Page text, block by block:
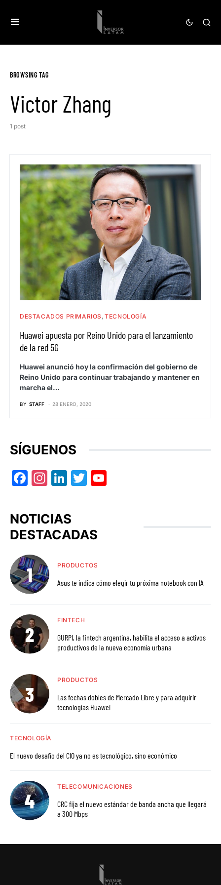
BROWSING TAG
Victor Zhang
1 post
DESTACADOS PRIMARIOS TECNOLOGÍA
Huawei apuesta por Reino Unido para el lanzamiento
de la red 5G
Huawei anunció hoy la confirmación del gobierno de
Reino Unido para continuar trabajando y mantener en
marcha el…
BY STAFF 28 ENERO, 2020
SÍGUENOS
Facebook
Instagram
LinkedIn
Twitter
NOTICIAS
DESTACADAS
PRODUCTOS
Asus te indica cómo elegir tu próxima notebook con IA
FINTECH
GURPI, la fintech argentina, habilita el acceso a activos
productivos de la nueva economía urbana
PRODUCTOS
Las fechas dobles de Mercado Libre y para adquirir
tecnologías Huawei
TECNOLOGÍA
El nuevo desafío del CIO ya no es tecnológico, sino económico
TELECOMUNICACIONES
CRC fija el nuevo estándar de banda ancha que llegará
a 300 Mbps